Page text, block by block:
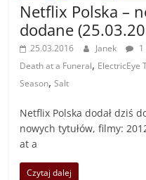
Netflix Polska –
dodane
25.03.2016 Janek
Death at a Funeral, ElectricEye
Season,Salt
Netflix Polska dodał dziś
nowych tytułów, filmy:
at a
Czytaj dalej